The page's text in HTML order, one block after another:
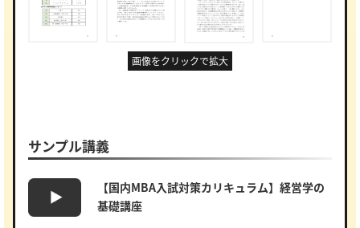
画像をクリックで拡大
サンプル講義
【国内MBA入試対策カリキュラム】経営学の
基礎講座